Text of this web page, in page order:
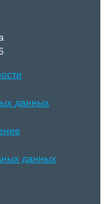
данных
данных